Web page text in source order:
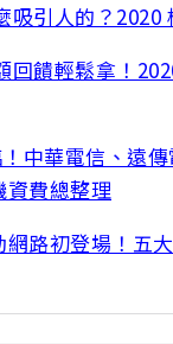
吸引人的？2020
回饋輕鬆拿！
中華電信、遠
資費總整理
路初登場！五